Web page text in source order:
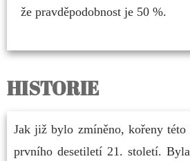
že pravděpodobnost je 50 %.
HISTORIE
Jak již bylo zmíněno, kořeny této
prvního desetiletí 21. století.